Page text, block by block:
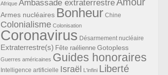
Afrique Ambassade extraterrestreAmour
Armes nucléaires Bonheur Chine
Colonialisme Colonisation
Coronavirus Désarmement nucléaire
Extraterrestre(s) Fête raélienne Gotopless
Guerres américaines Guides honoraires
Intelligence artificielle Israël L'infini Liberté